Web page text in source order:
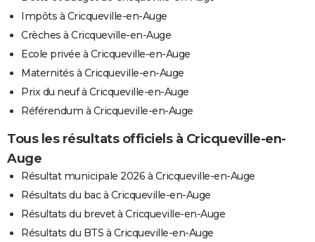
Impôts à Cricqueville-en-Auge
Crèches à Cricqueville-en-Auge
Ecole privée à Cricqueville-en-Auge
Maternités à Cricqueville-en-Auge
Prix du neuf à Cricqueville-en-Auge
Référendum à Cricqueville-en-Auge
Tous les résultats officiels à Cricqueville-en-
Auge
Résultat municipale 2026 à Cricqueville-en-Auge
Résultats du bac à Cricqueville-en-Auge
Résultats du brevet à Cricqueville-en-Auge
Résultats du BTS à Cricqueville-en-Auge